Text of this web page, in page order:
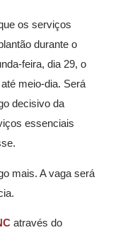
os serviços
durante o
feira, dia 29, o
meio-dia. Será
decisivo da
essenciais
mais. A vaga será
através do